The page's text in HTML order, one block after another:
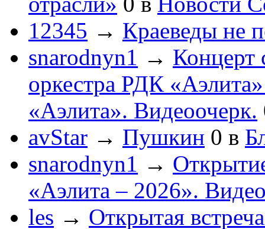
12345 → Краеведы не
snarodnyn1 → Концерт
оркестра РДК
«Аэлита». Видеоочерк.
avStar → Пушкин 0 в
snarodnyn1 →
«Аэлита – 2026».
les → Открытая